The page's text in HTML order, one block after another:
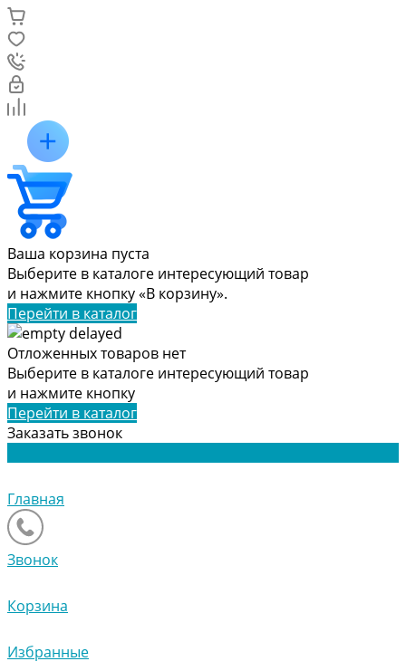
Ваша корзина пуста
Выберите в каталоге интересующий товар
и нажмите кнопку «В корзину».
Перейти в каталог
Отложенных товаров нет
Выберите в каталоге интересующий товар
и нажмите кнопку
Перейти в каталог
Заказать звонок
Главная
Звонок
Корзина
Избранные